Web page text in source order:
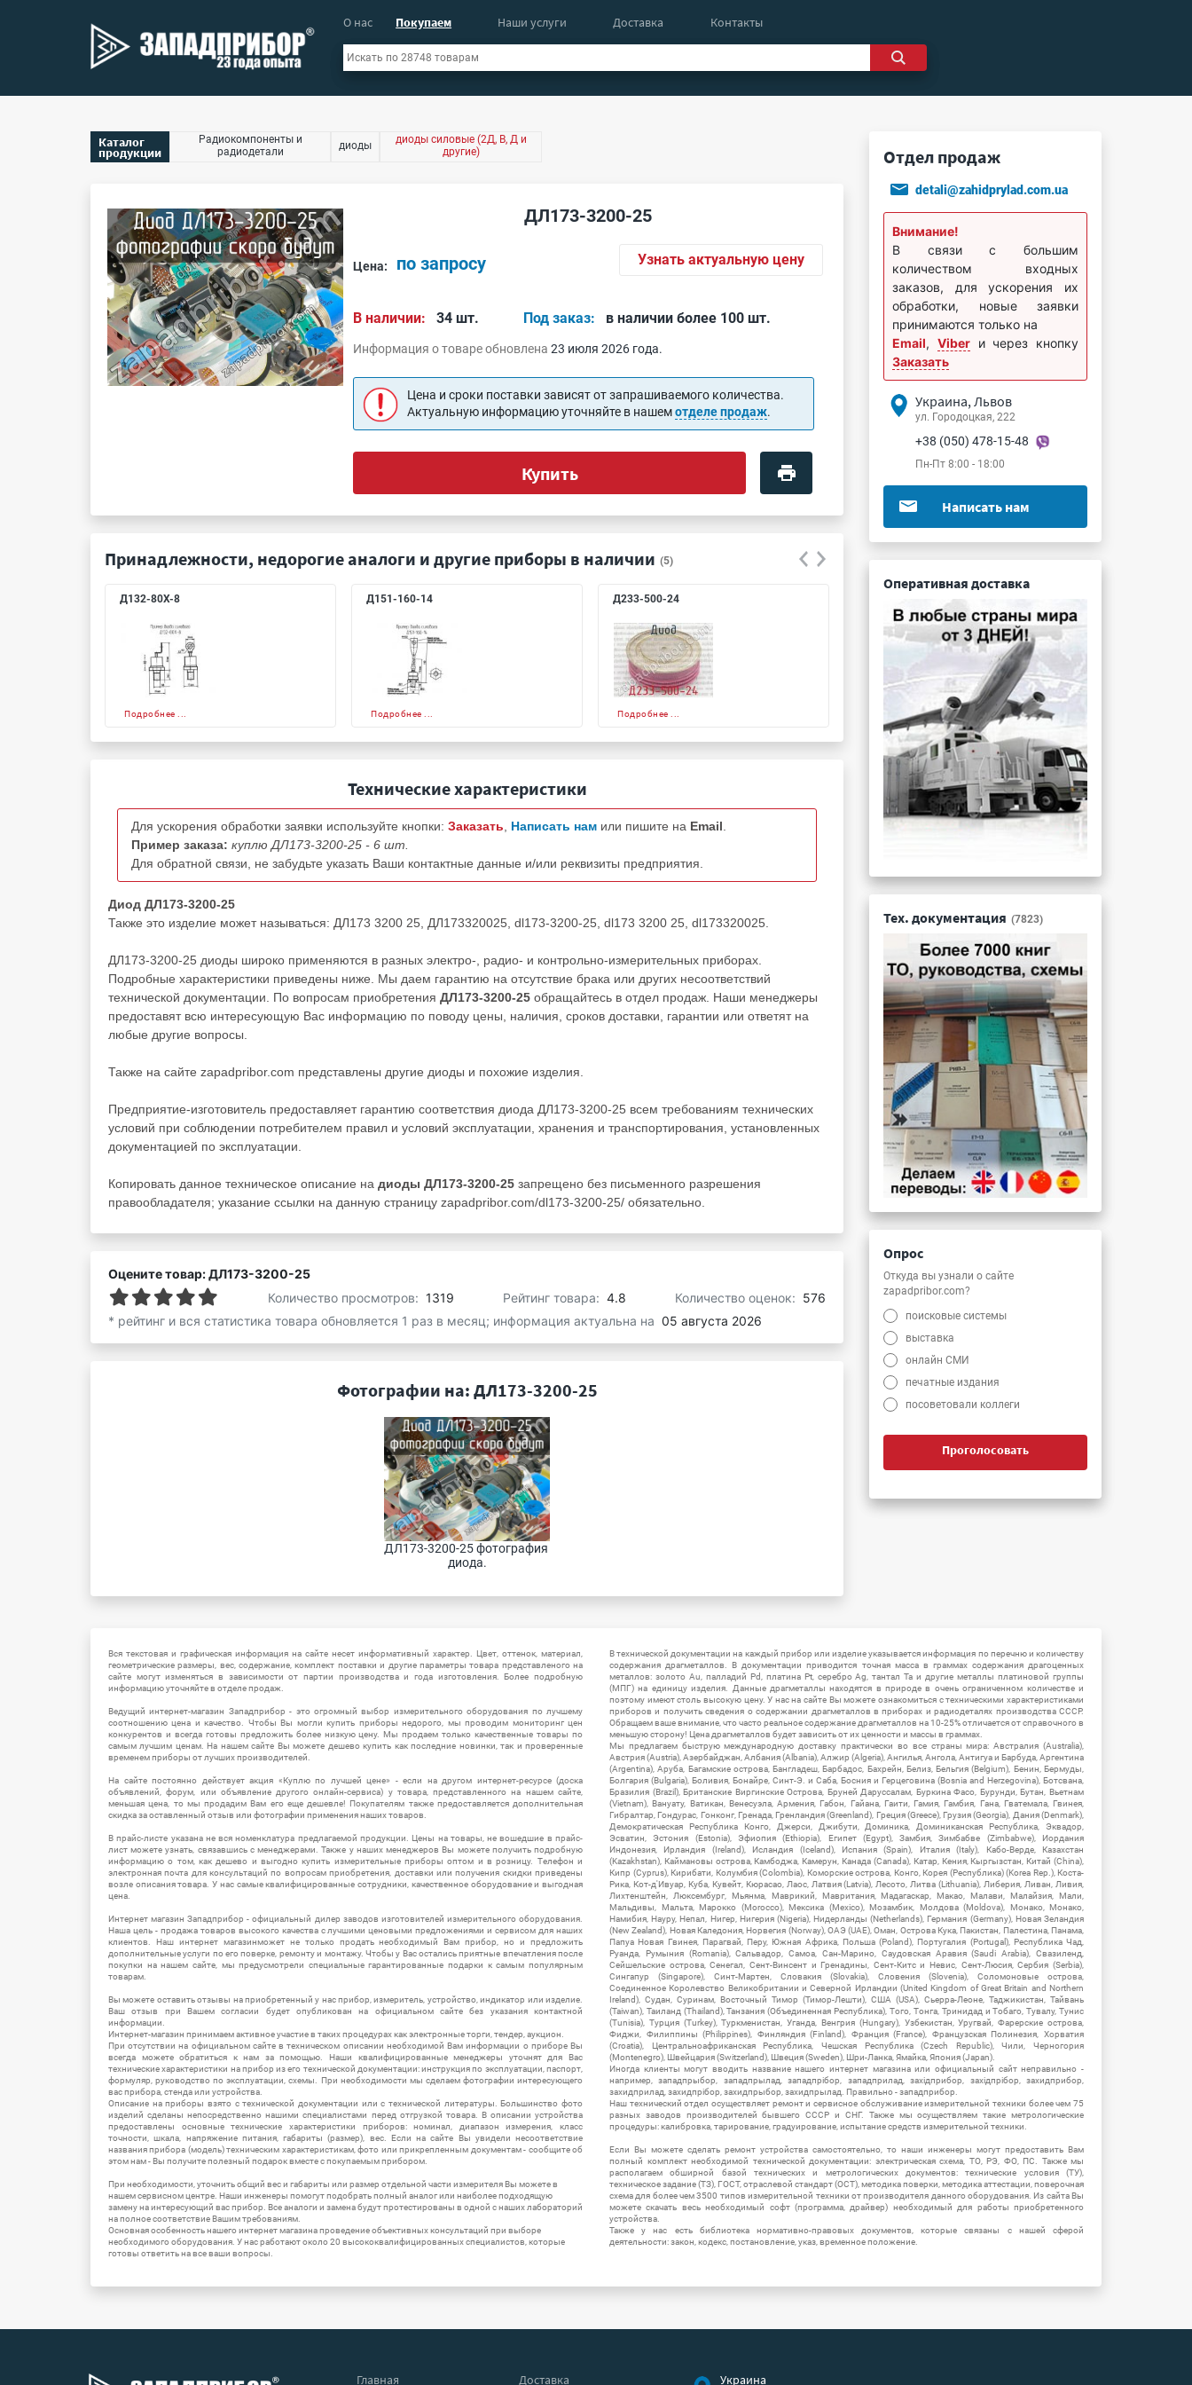
О нас Покупаем Наши услуги Доставка Контакты
Каталог
продукции
Радиокомпоненты и
радиодетали
диоды
диоды силовые (2Д, В, Д и
другие)
ДЛ173-3200-25
Цена: по запросу Узнать актуальную цену
В наличии: 34 шт. Под заказ: в наличии более 100 шт.
Информация о товаре обновлена23 июля 2026 года.
Цена и сроки поставки зависят от запрашиваемого количества.
Актуальную информацию уточняйте в нашемотделе продаж.
Купить
Принадлежности, недорогие аналоги и другие приборы в наличии (5)
Д132-80Х-8
Подробнее ...
Д151-160-14
Подробнее ...
Д233-500-24
Подробнее ... Подробнее ...
Технические характеристики
Для ускорения обработки заявки используйте кнопки: Заказать Написать нам или пишите на Email
Пример заказа: куплю ДЛ173-3200-25 - 6 шт.
Для обратной связи, не забудьте указать Ваши контактные данные и/или реквизиты предприятия.
Диод ДЛ173-3200-25
Также это изделие может называться: ДЛ173 3200 25, ДЛ173320025, dl173-3200-25, dl173 3200 25, dl173320025.
ДЛ173-3200-25 диоды широко применяются в разных электро-, радио- и контрольно-измерительных приборах.
Подробные характеристики приведены ниже. Мы даем гарантию на отсутствие брака или других несоответствий
технической документации. По вопросам приобретения ДЛ173-3200-25 обращайтесь в отдел продаж. Наши менеджеры
предоставят всю интересующую Вас информацию по поводу цены, наличия, сроков доставки, гарантии или ответят на
любые другие вопросы.
Также на сайте zapadpribor.com представлены другие диоды и похожие изделия.
Предприятие-изготовитель предоставляет гарантию соответствия диода ДЛ173-3200-25 всем требованиям технических
условий при соблюдении потребителем правил и условий эксплуатации, хранения и транспортирования, установленных
документацией по эксплуатации.
Копировать данное техническое описание на диоды ДЛ173-3200-25 запрещено без письменного разрешения
правообладателя; указание ссылки на данную страницу zapadpribor.com/dl173-3200-25/ обязательно.
Оцените товар: ДЛ173-3200-25
Количество просмотров: 1319 Рейтинг товара: 4.8 Количество оценок: 576
* рейтинг и вся статистика товара обновляется 1 раз в месяц; информация актуальна на 05 августа 2026
Фотографии на: ДЛ173-3200-25
ДЛ173-3200-25 фотография
диода.
Отдел продаж
detali@zahidprylad.com.ua
Внимание!
В связи с большим
количеством входных
заказов, для ускорения их
обработки, новые заявки
принимаются только на
Email, Viberи через кнопку
Заказать
Украина, Львов
ул. Городоцкая, 222
+38 (050) 478-15-48
Пн-Пт 8:00 - 18:00
Написать нам
Оперативная доставка
Тех. документация (7823)
Опрос
Откуда вы узнали о сайте
zapadpribor.com?
поисковые системы
выставка
онлайн СМИ
печатные издания
посоветовали коллеги
Проголосовать
Вся текстовая и графическая информация на сайте несет информативный характер. Цвет, оттенок, материал,
геометрические размеры, вес, содержание, комплект поставки и другие параметры товара представленого на
сайте могут изменяться в зависимости от партии производства и года изготовления. Более подробную
информацию уточняйте в отделе продаж.
Ведущий интернет-магазин Западприбор - это огромный выбор измерительного оборудования по лучшему
соотношению цена и качество. Чтобы Вы могли купить приборы недорого, мы проводим мониторинг цен
конкурентов и всегда готовы предложить более низкую цену. Мы продаем только качественные товары по
самым лучшим ценам. На нашем сайте Вы можете дешево купить как последние новинки, так и проверенные
временем приборы от лучших производителей.
На сайте постоянно действует акция «Куплю по лучшей цене» - если на другом интернет-ресурсе (доска
объявлений, форум, или объявление другого онлайн-сервиса) у товара, представленного на нашем сайте,
меньшая цена, то мы продадим Вам его еще дешевле! Покупателям также предоставляется дополнительная
скидка за оставленный отзыв или фотографии применения наших товаров.
В прайс-листе указана не вся номенклатура предлагаемой продукции. Цены на товары, не вошедшие в прайс-
лист можете узнать, связавшись с менеджерами. Также у наших менеджеров Вы можете получить подробную
информацию о том, как дешево и выгодно купить измерительные приборы оптом и в розницу. Телефон и
электронная почта для консультаций по вопросам приобретения, доставки или получения скидки приведены
возле описания товара. У нас самые квалифицированные сотрудники, качественное оборудование и выгодная
цена.
Интернет магазин Западприбор - официальный дилер заводов изготовителей измерительного оборудования.
Наша цель - продажа товаров высокого качества с лучшими ценовыми предложениями и сервисом для наших
клиентов. Наш интернет магазинможет не только продать необходимый Вам прибор, но и предложить
дополнительные услуги по его поверке, ремонту и монтажу. Чтобы у Вас остались приятные впечатления после
покупки на нашем сайте, мы предусмотрели специальные гарантированные подарки к самым популярным
товарам.
Вы можете оставить отзывы на приобретенный у нас прибор, измеритель, устройство, индикатор или изделие.
Ваш отзыв при Вашем согласии будет опубликован на официальном сайте без указания контактной
информации.
Интернет-магазин принимаем активное участие в таких процедурах как электронные торги, тендер, аукцион.
При отсутствии на официальном сайте в техническом описании необходимой Вам информации о приборе Вы
всегда можете обратиться к нам за помощью. Наши квалифицированные менеджеры уточнят для Вас
технические характеристики на прибор из его технической документации: инструкция по эксплуатации, паспорт,
формуляр, руководство по эксплуатации, схемы. При необходимости мы сделаем фотографии интересующего
вас прибора, стенда или устройства.
Описание на приборы взято с технической документации или с технической литературы. Большинство фото
изделий сделаны непосредственно нашими специалистами перед отгрузкой товара. В описании устройства
предоставлены основные технические характеристики приборов: номинал, диапазон измерения, класс
точности, шкала, напряжение питания, габариты (размер), вес. Если на сайте Вы увидели несоответствие
названия прибора (модель) техническим характеристикам, фото или прикрепленным документам - сообщите об
этом нам - Вы получите полезный подарок вместе с покупаемым прибором.
При необходимости, уточнить общий вес и габариты или размер отдельной части измерителя Вы можете в
нашем сервисном центре. Наши инженеры помогут подобрать полный аналог или наиболее подходящую
замену на интересующий вас прибор. Все аналоги и замена будут протестированы в одной с наших лабораторий
на полное соответствие Вашим требованиям.
Основная особенность нашего интернет магазина проведение объективных консультаций при выборе
необходимого оборудования. У нас работают около 20 высококвалифицированных специалистов, которые
готовы ответить на все ваши вопросы.
В технической документации на каждый прибор или изделие указывается информация по перечню и количеству
содержания драгметаллов. В документации приводится точная масса в граммах содержания драгоценных
металлов: золото Au, палладий Pd, платина Pt, серебро Ag, тантал Ta и другие металлы платиновой группы
(МПГ) на единицу изделия. Данные драгметаллы находятся в природе в очень ограниченном количестве и
поэтому имеют столь высокую цену. У нас на сайте Вы можете ознакомиться с техническими характеристиками
приборов и получить сведения о содержании драгметаллов в приборах и радиодеталях производства СССР.
Обращаем ваше внимание, что часто реальное содержание драгметаллов на 10-25% отличается от справочного в
меньшую сторону! Цена драгметаллов будет зависить от их ценности и массы в граммах.
Мы предлагаем быструю международную доставку практически во все страны мира: Австралия (Australia),
Австрия (Austria), Азербайджан, Албания (Albania), Алжир (Algeria), Ангилья, Ангола, Антигуа и Барбуда, Аргентина
(Argentina), Аруба, Багамские острова, Бангладеш, Барбадос, Бахрейн, Белиз, Бельгия (Belgium), Бенин, Бермуды,
Болгария (Bulgaria), Боливия, Бонайре, Синт-Э. и Саба, Босния и Герцеговина (Bosnia and Herzegovina), Ботсвана,
Бразилия (Brazil), Британские Виргинские Острова, Бруней Даруссалам, Буркина Фасо, Бурунди, Бутан, Вьетнам
(Vietnam), Вануату, Ватикан, Венесуэла, Армения, Габон, Гайана, Гаити, Гамия, Гамбия, Гана, Гватемала, Гвинея,
Гибралтар, Гондурас, Гонконг, Гренада, Гренландия (Greenland), Греция (Greece), Грузия (Georgia), Дания (Denmark),
Демократическая Республика Конго, Джерси, Джибути, Доминика, Доминиканская Республика, Эквадор,
Эсватин, Эстония (Estonia), Эфиопия (Ethiopia), Египет (Egypt), Замбия, Зимбабве (Zimbabwe), Иордания
Индонезия, Ирландия (Ireland), Исландия (Iceland), Испания (Spain), Италия (Italy), Кабо-Верде, Казахстан
(Kazakhstan), Каймановы острова, Камбоджа, Камерун, Канада (Canada), Катар, Кения, Кыргызстан, Китай (China),
Кипр (Cyprus), Кирибати, Колумбия (Colombia), Коморские острова, Конго, Корея (Республика) (Korea Rep.), Коста-
Рика, Кот-д'Ивуар, Куба, Кувейт, Кюрасао, Лаос, Латвия (Latvia), Лесото, Литва (Lithuania), Либерия, Ливан, Ливия,
Лихтенштейн, Люксембург, Мьянма, Маврикий, Мавритания, Мадагаскар, Макао, Малави, Малайзия, Мали,
Мальдивы, Мальта, Марокко (Morocco), Мексика (Mexico), Мозамбик, Молдова (Moldova), Монако, Монако,
Намибия, Науру, Непал, Нигер, Нигерия (Nigeria), Нидерланды (Netherlands), Германия (Germany), Новая Зеландия
(New Zealand), Новая Каледония, Норвегия (Norway), ОАЭ (UAE), Оман, Острова Кука, Пакистан, Палестина, Панама,
Папуа Новая Гвинея, Парагвай, Перу, Южная Африка, Польша (Poland), Португалия (Portugal), Республика Чад,
Руанда, Румыния (Romania), Сальвадор, Самоа, Сан-Марино, Саудовская Аравия (Saudi Arabia), Свазиленд,
Сейшельские острова, Сенегал, Сент-Винсент и Гренадины, Сент-Китс и Невис, Сент-Люсия, Сербия (Serbia),
Сингапур (Singapore), Синт-Мартен, Словакия (Slovakia), Словения (Slovenia), Соломоновые острова,
Соединенное Королевство Великобритании и Северной Ирландии (United Kingdom of Great Britain and Northern
Ireland), Судан, Суринам, Восточный Тимор (Тимор-Лешти), США (USA), Сьерра-Леоне, Таджикистан, Тайвань
(Taiwan), Таиланд (Thailand), Танзания (Объединенная Республика), Того, Тонга, Тринидад и Тобаго, Тувалу, Тунис
(Tunisia), Турция (Turkey), Туркменистан, Уганда, Венгрия (Hungary), Узбекистан, Уругвай, Фарерские острова,
Фиджи, Филиппины (Philippines), Финляндия (Finland), Франция (France), Французская Полинезия, Хорватия
(Croatia), Центральноафриканская Республика, Чешская Республика (Czech Republic), Чили, Черногория
(Montenegro), Швейцария (Switzerland), Швеция (Sweden), Шри-Ланка, Ямайка, Япония (Japan).
Иногда клиенты могут вводить название нашего интернет магазина или официальный сайт неправильно -
например, западпрыбор, западпрылад, западпрібор, западприлад, західприбор, західпрібор, захидприбор,
захидприлад, захидпрібор, захидпрыбор, захидпрылад. Правильно - западприбор.
Наш технический отдел осуществляет ремонт и сервисное обслуживание измерительной техники более чем 75
разных заводов производителей бывшего СССР и СНГ. Также мы осуществляем такие метрологические
процедуры: калибровка, тарирование, градуирование, испытание средств измерительной техники.
Если Вы можете сделать ремонт устройства самостоятельно, то наши инженеры могут предоставить Вам
полный комплект необходимой технической документации: электрическая схема, ТО, РЭ, ФО, ПС. Также мы
располагаем обширной базой технических и метрологических документов: технические условия (ТУ),
техническое задание (ТЗ), ГОСТ, отраслевой стандарт (ОСТ), методика поверки, методика аттестации, поверочная
схема для более чем 3500 типов измерительной техники от производителя данного оборудования. Из сайта Вы
можете скачать весь необходимый софт (программа, драйвер) необходимый для работы приобретенного
устройства.
Также у нас есть библиотека нормативно-правовых документов, которые связаны с нашей сферой
деятельности: закон, кодекс, постановление, указ, временное положение.
Главная Доставка Украина